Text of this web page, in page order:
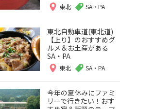
東北 SA・PA
東北自動車道(東北道)
【上り】のおすすめグ
ルメ＆お土産がある
SA・PA
東北 SA・PA
今年の夏休みにファミ
リーで行きたい！おす